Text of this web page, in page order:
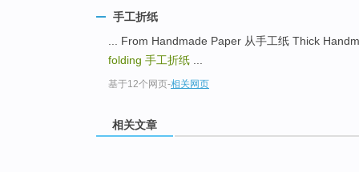
手工折纸
... From Handmade Paper 从手工纸 Thick
folding 手工折纸
基于12个网页-相关网页
相关文章